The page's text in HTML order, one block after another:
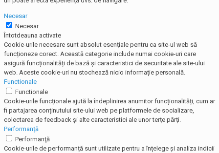
Necesar
Necesar
Întotdeauna activate
Cookie-urile necesare sunt absolut esențiale pentru ca site-ul web să
funcționeze corect. Această categorie include numai cookie-uri care
asigură funcționalități de bază și caracteristici de securitate ale site-ului
web. Aceste cookie-uri nu stochează nicio informație personală.
Functionale
Functionale
Cookie-urile funcționale ajută la îndeplinirea anumitor funcționalități, cum ar
fi partajarea conținutului site-ului web pe platformele de socializare,
colectarea de feedback și alte caracteristici ale unor terțe părți.
Performanţă
Performanţă
Cookie-urile de performanță sunt utilizate pentru a înțelege și analiza indicii